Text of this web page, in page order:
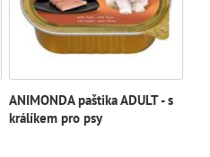
ANIMONDA paštika ADULT - s
králíkem pro psy